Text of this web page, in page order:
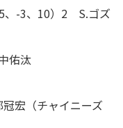
、-3、10）2 S.ゴズ
佑汰
宏（チャイニーズ